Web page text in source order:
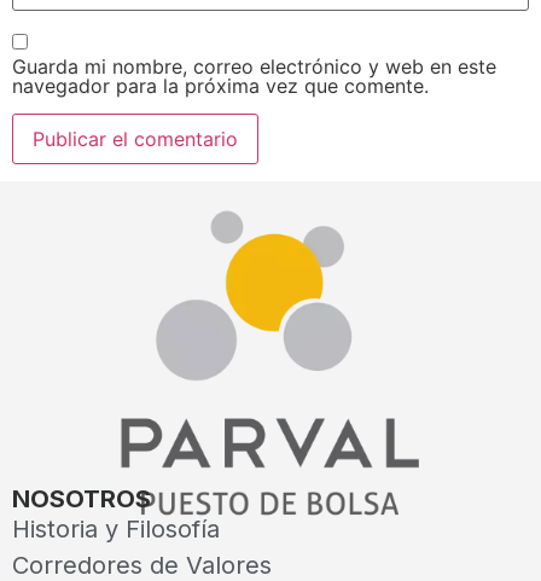
Guarda mi nombre, correo electrónico y web en este
navegador para la próxima vez que comente.
NOSOTROS
Historia y Filosofía
Corredores de Valores